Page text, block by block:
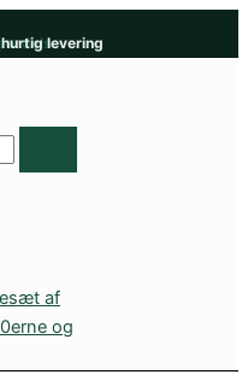
hurtig levering